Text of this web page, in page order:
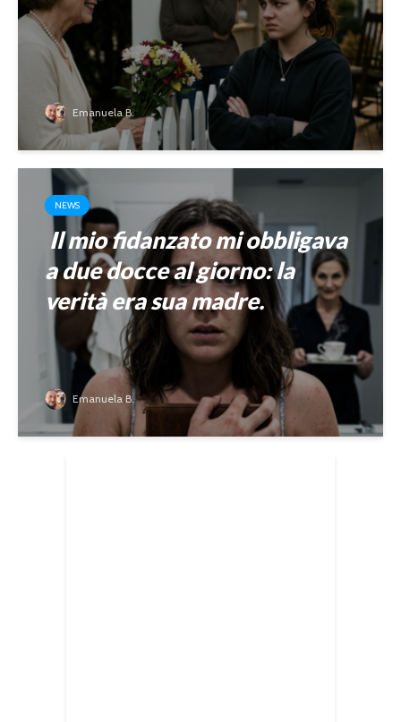
Emanuela B.
NEWS
Il mio fidanzato mi obbligava
a due docce al giorno: la
verità era sua madre.
Emanuela B.